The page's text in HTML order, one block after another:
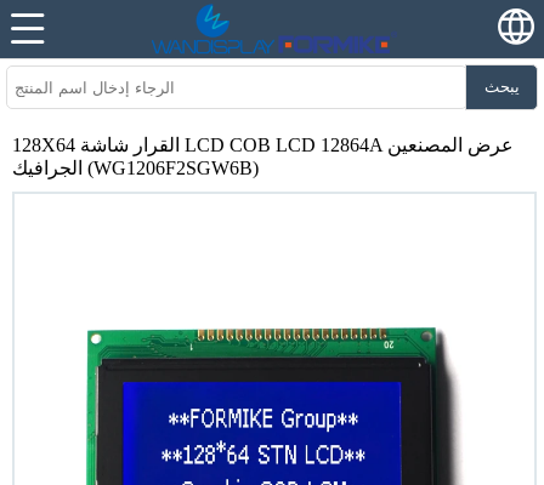
يبحث
128X64 القرار شاشة LCD COB LCD 12864A عرض المصنعين
الجرافيك (WG1206F2SGW6B)